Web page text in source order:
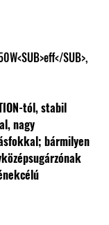
SUB>,
tól, stabil
nagy
bármilyen